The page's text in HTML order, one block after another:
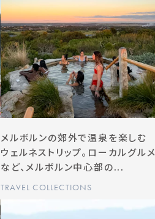
メルボルンの郊外で温泉を楽しむ
ウェルネストリップ。ローカルグルメ
など、メルボルン中心部の...
TRAVEL COLLECTIONS